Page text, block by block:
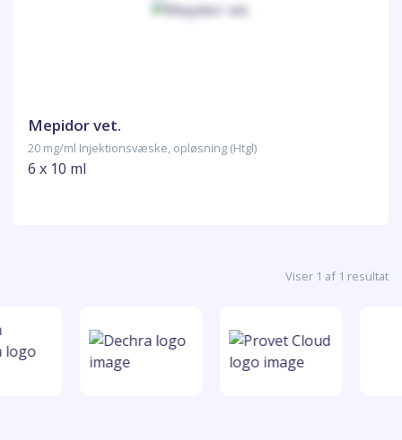
Mepidor vet.
20 mg/ml Injektionsvæske, opløsning (Htgl)
6 x 10 ml
Viser 1 af 1 resultat